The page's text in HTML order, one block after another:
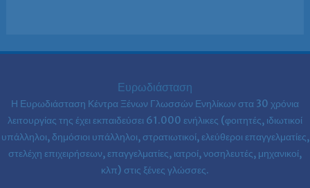
Ευρωδιάσταση
Η Ευρωδιάσταση Κέντρα Ξένων Γλωσσών Ενηλίκων στα 30 χρόνια
λειτουργίας της έχει εκπαιδεύσει 61.000 ενήλικες (φοιτητές, ιδιωτικοί
υπάλληλοι, δημόσιοι υπάλληλοι, στρατιωτικοί, ελεύθεροι επαγγελματίες,
στελέχη επιχειρήσεων, επαγγελματίες, ιατροί, νοσηλευτές, μηχανικοί,
κλπ) στις ξένες γλώσσες.